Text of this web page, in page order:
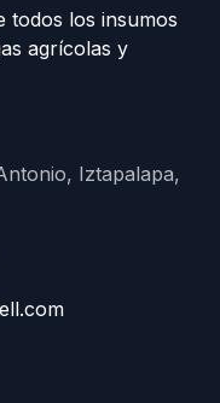
todos los insumos
agrícolas y
Iztapalapa,